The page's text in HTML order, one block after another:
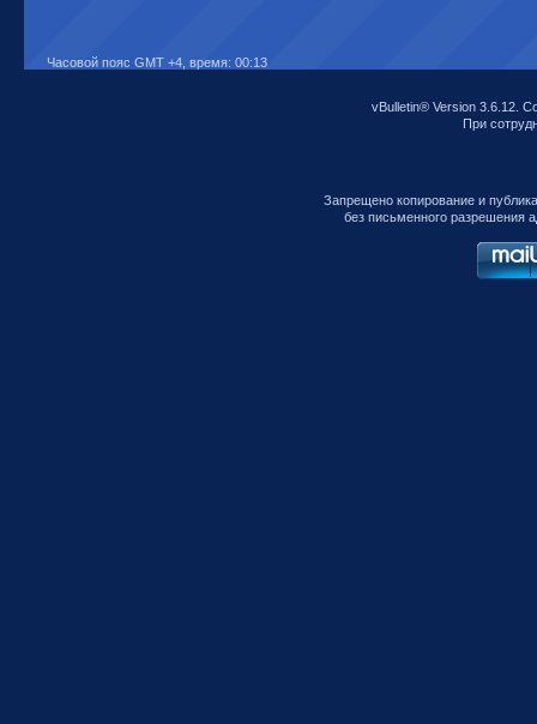
Часовой пояс GMT +4, время: 00:13
vBulletin® Version 3.6.12.
При
Запрещено копирование и
без письменного разрешения